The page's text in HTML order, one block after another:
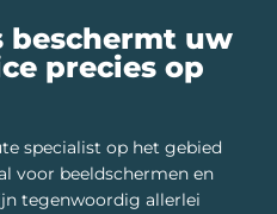
beschermt uw
precies op
specialist op het gebied
voor beeldschermen en
tegenwoordig allerlei